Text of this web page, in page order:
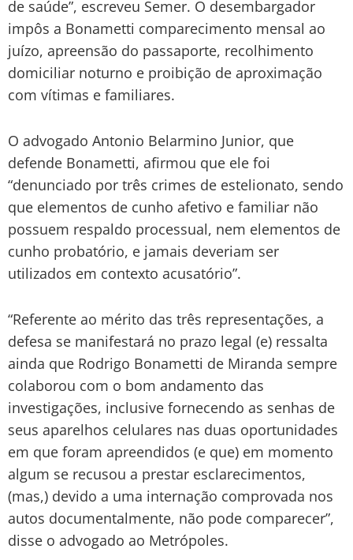
de saúde”, escreveu Semer. O desembargador
impôs a Bonametti comparecimento mensal ao
juízo, apreensão do passaporte, recolhimento
domiciliar noturno e proibição de aproximação
com vítimas e familiares.
O advogado Antonio Belarmino Junior, que
defende Bonametti, afirmou que ele foi
“denunciado por três crimes de estelionato, sendo
que elementos de cunho afetivo e familiar não
possuem respaldo processual, nem elementos de
cunho probatório, e jamais deveriam ser
utilizados em contexto acusatório”.
“Referente ao mérito das três representações, a
defesa se manifestará no prazo legal (e) ressalta
ainda que Rodrigo Bonametti de Miranda sempre
colaborou com o bom andamento das
investigações, inclusive fornecendo as senhas de
seus aparelhos celulares nas duas oportunidades
em que foram apreendidos (e que) em momento
algum se recusou a prestar esclarecimentos,
(mas,) devido a uma internação comprovada nos
autos documentalmente, não pode comparecer”,
disse o advogado ao Metrópoles.